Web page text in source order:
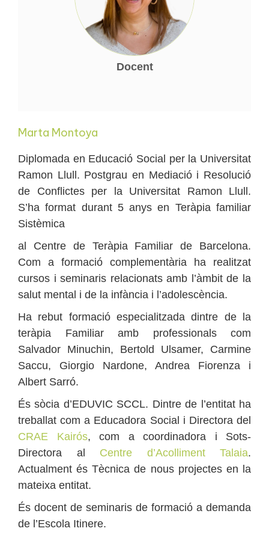
Docent
Marta Montoya
Diplomada en Educació Social per la Universitat
Ramon Llull. Postgrau en Mediació i Resolució
de Conflictes per la Universitat Ramon Llull.
S’ha format durant 5 anys en Teràpia familiar
Sistèmica
al Centre de Teràpia Familiar de Barcelona.
Com a formació complementària ha realitzat
cursos i seminaris relacionats amb l’àmbit de la
salut mental i de la infància i l’adolescència.
Ha rebut formació especialitzada dintre de la
teràpia Familiar amb professionals com
Salvador Minuchin, Bertold Ulsamer, Carmine
Saccu, Giorgio Nardone, Andrea Fiorenza i
Albert Sarró.
És sòcia d’EDUVIC SCCL. Dintre de l’entitat ha
treballat com a Educadora Social i Directora del
CRAE Kairós, com a coordinadora i Sots-
Directora al Centre d’Acolliment Talaia.
Actualment és Tècnica de nous projectes en la
mateixa entitat.
És docent de seminaris de formació a demanda
de l’Escola Itinere.